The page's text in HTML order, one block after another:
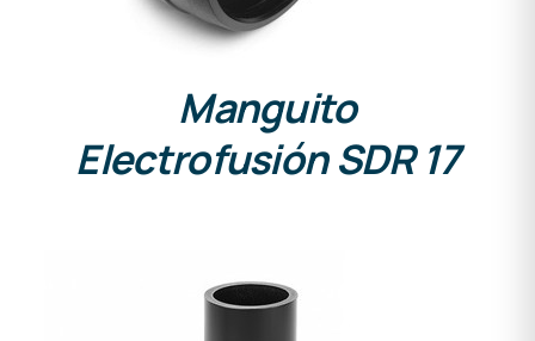
Manguito
Electrofusión SDR 17